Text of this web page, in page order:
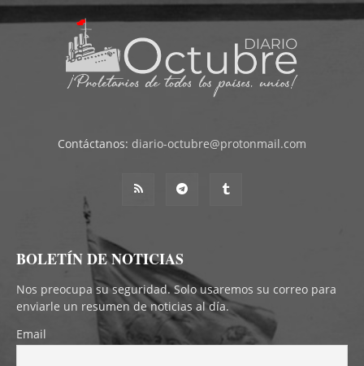
Contáctanos: diario-octubre@protonmail.com
BOLETÍN DE NOTICIAS
Nos preocupa su seguridad. Solo usaremos su correo para
enviarle un resumen de noticias al día.
Email